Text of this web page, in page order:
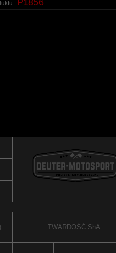
P1856
TWARDOŚĆ ShA